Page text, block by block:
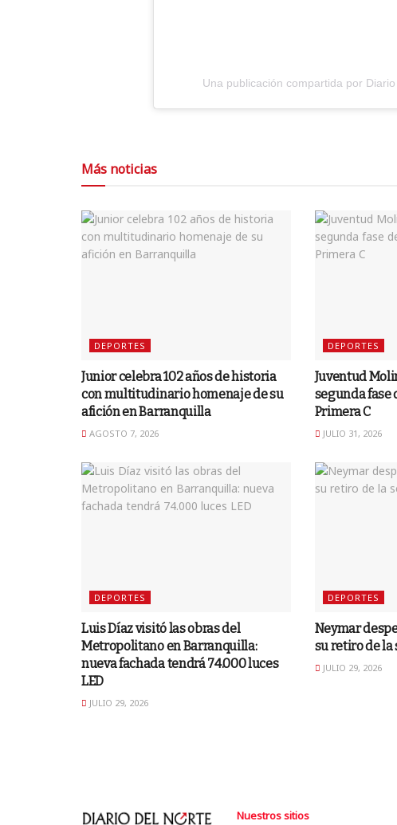
Una publicación compartida por
Más noticias
DEPORTES
Junior celebra 102 años de historia
con multitudinario homenaje de su
afición en Barranquilla
AGOSTO 7, 2026
DEPORTES
Juventud
segunda fase
Primera C
JULIO 31, 2026
DEPORTES
Luis Díaz visitó las obras del
Metropolitano en Barranquilla:
nueva fachada tendrá 74.000 luces
LED
JULIO 29, 2026
DEPORTES
Neymar
su retiro de la
JULIO 29, 2026
Nuestros sitios